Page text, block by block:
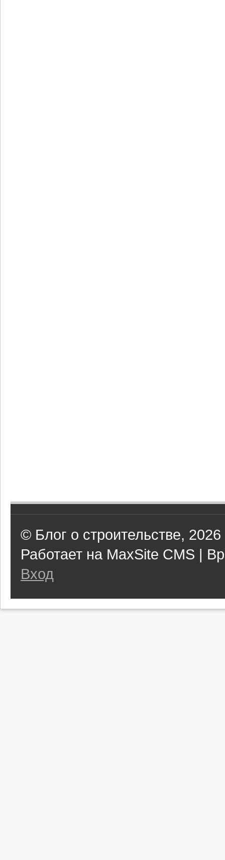
© Блог о строительстве, 2026
Работает на MaxSite CMS |
Вход